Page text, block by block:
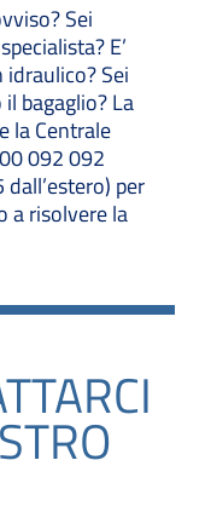
Sei
E’
Sei
bagaglio? La
la Centrale
092 092
dall’estero) per
a risolvere la